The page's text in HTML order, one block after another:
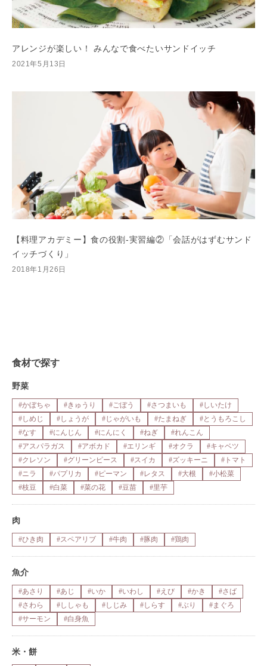
アレンジが楽しい！ みんなで食べたいサンドイッチ
2021年5月13日
【料理アカデミー】食の役割-実習編②「会話がはずむサンド
イッチづくり」
2018年1月26日
食材で探す
野菜
#かぼちゃ #きゅうり #ごぼう #さつまいも
#しいたけ
#しめじ
#しょうが #じゃがいも #たまねぎ
#とうもろこし
#なす
#にんじん #にんにく #ねぎ
#れんこん
#アスパラガス
#アボカド #エリンギ #オクラ
#キャベツ
#クレソン
#グリーンピース #スイカ #ズッキーニ
#トマト
#ニラ
#パプリカ #ピーマン #レタス #大根
#小松菜
#枝豆
#白菜 #菜の花 #豆苗 #里芋
肉
#ひき肉 #スペアリブ #牛肉 #豚肉 #鶏肉
魚介
#あさり #あじ #いか #いわし #えび #かき
#さば
#さわら
#ししゃも #しじみ #しらす #ぶり
#まぐろ
#サーモン
#白身魚
米・餅